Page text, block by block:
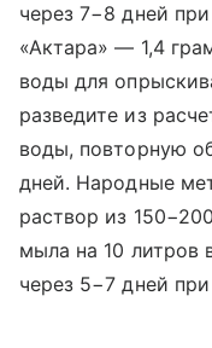
через 7−8 дней
«Актара» — 1,4
воды для
разведите из
воды, повторную
дней. Народные
раствор из
мыла на 10 литров
через 5−7 дней